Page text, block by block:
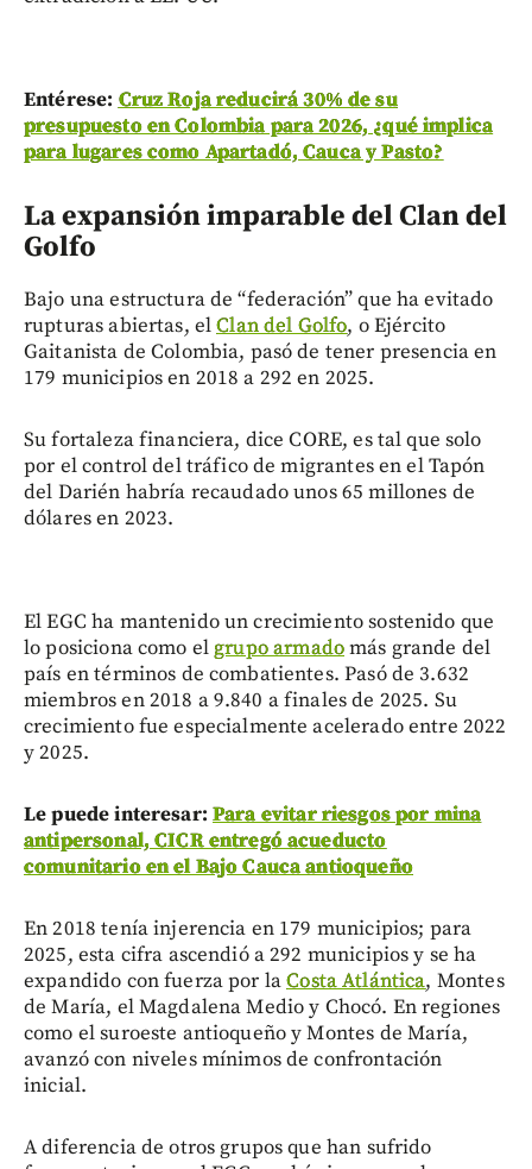
Entérese: Cruz Roja reducirá 30% de su
presupuesto en Colombia para 2026, ¿qué implica
para lugares como Apartadó, Cauca y Pasto?
La expansión imparable del Clan del
Golfo
Bajo una estructura de “federación” que ha evitado
rupturas abiertas, elClan del Golfo, o Ejército
Gaitanista de Colombia, pasó de tener presencia en
179 municipios en 2018 a 292 en 2025.
Su fortaleza financiera, dice CORE, es tal que solo
por el control del tráfico de migrantes en el Tapón
del Darién habría recaudado unos 65 millones de
dólares en 2023.
El EGC ha mantenido un crecimiento sostenido que
lo posiciona como el grupo armadomás grande del
país en términos de combatientes. Pasó de 3.632
miembros en 2018 a 9.840 a finales de 2025. Su
crecimiento fue especialmente acelerado entre 2022
y 2025.
Le puede interesar: Para evitar riesgos por mina
antipersonal, CICR entregó acueducto
comunitario en el Bajo Cauca antioqueño
En 2018 tenía injerencia en 179 municipios; para
2025, esta cifra ascendió a 292 municipios y se ha
expandido con fuerza por laCosta Atlántica, Montes
de María, el Magdalena Medio y Chocó. En regiones
como el suroeste antioqueño y Montes de María,
avanzó con niveles mínimos de confrontación
inicial.
A diferencia de otros grupos que han sufrido